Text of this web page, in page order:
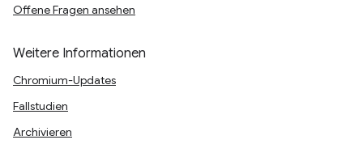
Offene Fragen ansehen
Weitere Informationen
Chromium-Updates
Fallstudien
Archivieren